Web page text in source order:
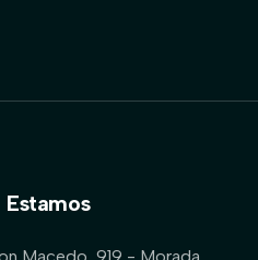
Macedo, 919 - Morada